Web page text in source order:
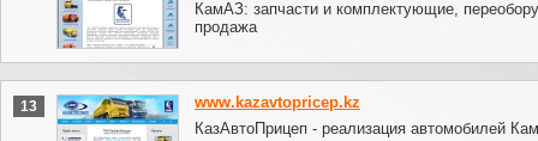
КамАЗ: запчасти и комплектующие,
продажа
13
www.kazavtopricep.kz
КазАвтоПрицеп - реализация автомобилей